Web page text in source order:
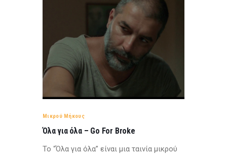
Μικρού Μήκους
Όλα για όλα – Go For Broke
Το “Όλα για όλα” είναι μια ταινία μικρού